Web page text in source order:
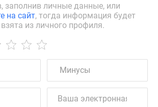
заполнив личные данные, или
на сайт, тогда информация будет
из личного профиля.